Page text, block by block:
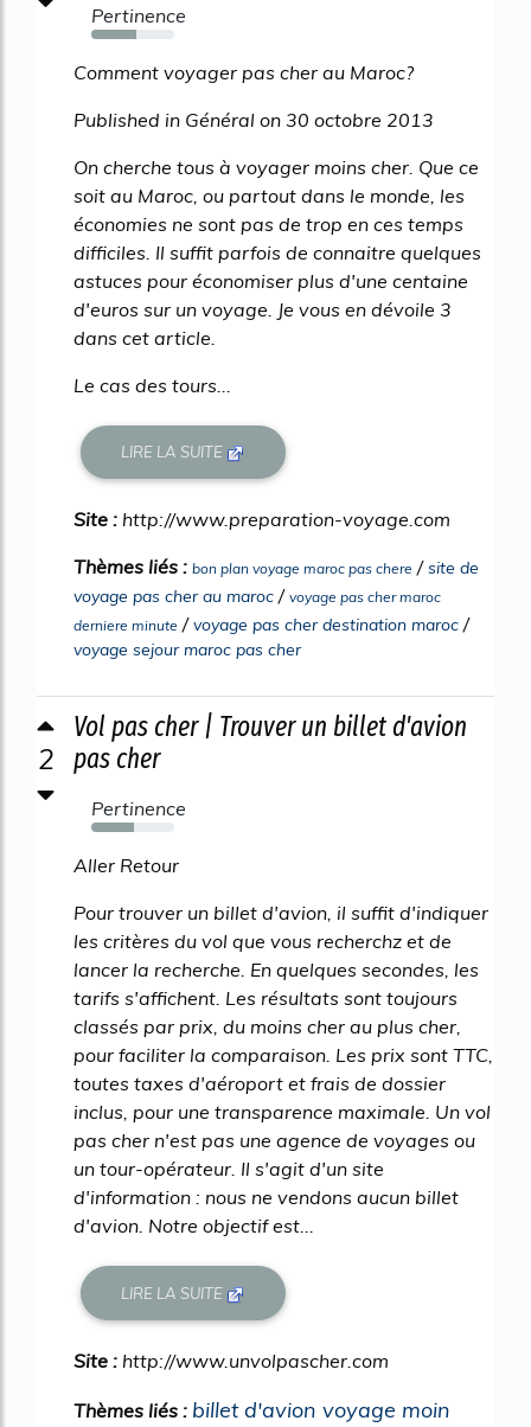
Pertinence
54%
Comment voyager pas cher au Maroc?
Published in Général on 30 octobre 2013
On cherche tous à voyager moins cher. Que ce
soit au Maroc, ou partout dans le monde, les
économies ne sont pas de trop en ces temps
difficiles. Il suffit parfois de connaitre quelques
astuces pour économiser plus d'une centaine
d'euros sur un voyage. Je vous en dévoile 3
dans cet article.
Le cas des tours...
LIRE LA SUITE
Site : http://www.preparation-voyage.com
Thèmes liés : bon plan voyage maroc pas chere /site de
voyage pas cher au maroc / voyage pas cher maroc
derniere minute /voyage pas cher destination maroc /
voyage sejour maroc pas cher
2
Vol pas cher | Trouver un billet d'avion
pas cher
Pertinence
51%
Aller Retour
Pour trouver un billet d'avion, il suffit d'indiquer
les critères du vol que vous recherchz et de
lancer la recherche. En quelques secondes, les
tarifs s'affichent. Les résultats sont toujours
classés par prix, du moins cher au plus cher,
pour faciliter la comparaison. Les prix sont TTC,
toutes taxes d'aéroport et frais de dossier
inclus, pour une transparence maximale. Un vol
pas cher n'est pas une agence de voyages ou
un tour-opérateur. Il s'agit d'un site
d'information : nous ne vendons aucun billet
d'avion. Notre objectif est...
LIRE LA SUITE
Site : http://www.unvolpascher.com
Thèmes liés : billet d'avion voyage moin